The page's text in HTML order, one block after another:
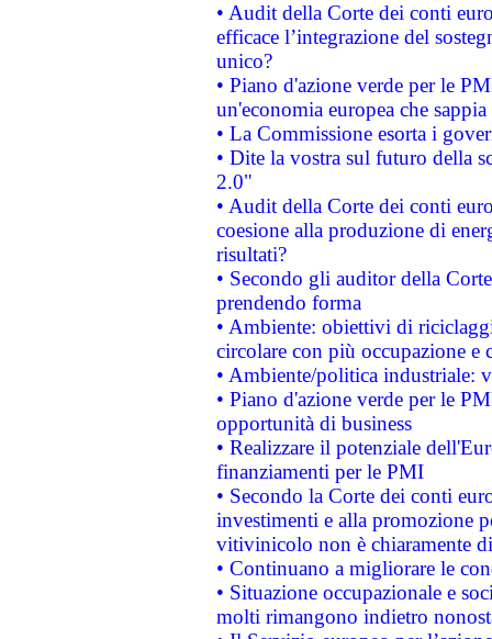
• Audit della Corte dei conti
efficace l’integrazione del
unico?
• Piano d'azione verde per le
un'economia europea che
• La Commissione esorta i
• Dite la vostra sul futuro della
2.0"
• Audit della Corte dei conti
coesione alla produzione di
risultati?
• Secondo gli auditor della
prendendo forma
• Ambiente: obiettivi di
circolare con più occupazione e
• Ambiente/politica industriale:
• Piano d'azione verde per le
opportunità di business
• Realizzare il potenziale
finanziamenti per le PMI
• Secondo la Corte dei conti
investimenti e alla promozione
vitivinicolo non è chiaramente
• Continuano a migliorare le
• Situazione occupazionale e
molti rimangono indietro